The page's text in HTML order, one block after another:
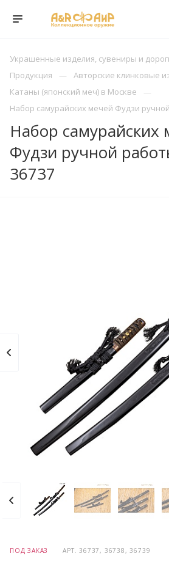
Украшенные изделия, сувениры и
Продукция
Авторские клинковые
Катаны (японский меч) в Москве
Набор самурайских мечей Фудзи
Набор самурайских
Фудзи ручной
36737
ПОД ЗАКАЗ АРТ.36737, 36738, 36739